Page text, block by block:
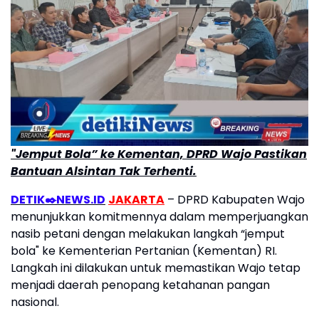
"Jemput Bola” ke Kementan, DPRD Wajo Pastikan
Bantuan Alsintan Tak Terhenti.
DETIK✒️NEWS.ID JAKARTA – DPRD Kabupaten Wajo
menunjukkan komitmennya dalam memperjuangkan
nasib petani dengan melakukan langkah “jemput
bola" ke Kementerian Pertanian (Kementan) RI.
Langkah ini dilakukan untuk memastikan Wajo tetap
menjadi daerah penopang ketahanan pangan
nasional.